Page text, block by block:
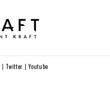
| Twitter |Youtube